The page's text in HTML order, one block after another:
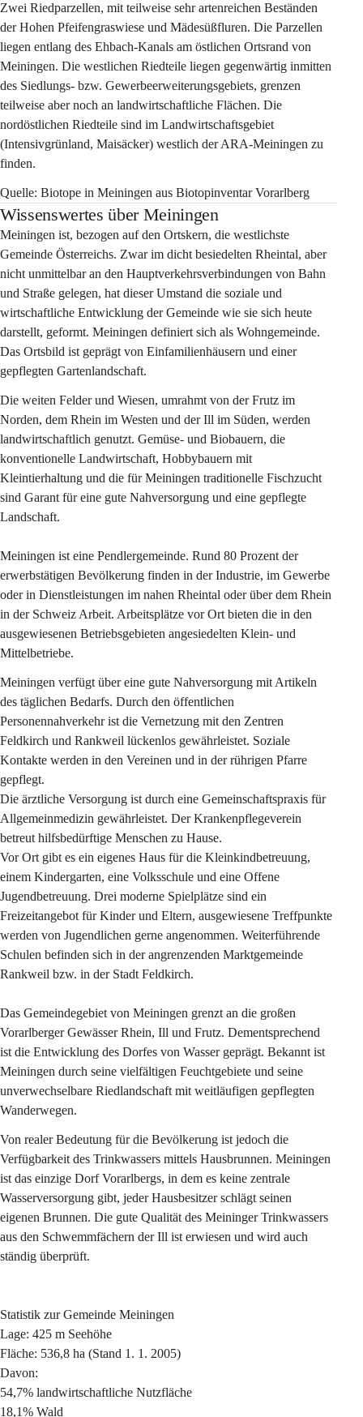
Zwei Riedparzellen, mit teilweise sehr artenreichen Beständen
der Hohen Pfeifengraswiese und Mädesüßfluren. Die Parzellen
liegen entlang des Ehbach-Kanals am östlichen Ortsrand von
Meiningen. Die westlichen Riedteile liegen gegenwärtig inmitten
des Siedlungs- bzw. Gewerbeerweiterungsgebiets, grenzen
teilweise aber noch an landwirtschaftliche Flächen. Die
nordöstlichen Riedteile sind im Landwirtschaftsgebiet
(Intensivgrünland, Maisäcker) westlich der ARA-Meiningen zu
finden.
Quelle: Biotope in Meiningen aus Biotopinventar Vorarlberg
Wissenswertes über Meiningen
Meiningen ist, bezogen auf den Ortskern, die westlichste
Gemeinde Österreichs. Zwar im dicht besiedelten Rheintal, aber
nicht unmittelbar an den Hauptverkehrsverbindungen von Bahn
und Straße gelegen, hat dieser Umstand die soziale und
wirtschaftliche Entwicklung der Gemeinde wie sie sich heute
darstellt, geformt. Meiningen definiert sich als Wohngemeinde.
Das Ortsbild ist geprägt von Einfamilienhäusern und einer
gepflegten Gartenlandschaft.
Die weiten Felder und Wiesen, umrahmt von der Frutz im
Norden, dem Rhein im Westen und der Ill im Süden, werden
landwirtschaftlich genutzt. Gemüse- und Biobauern, die
konventionelle Landwirtschaft, Hobbybauern mit
Kleintierhaltung und die für Meiningen traditionelle Fischzucht
sind Garant für eine gute Nahversorgung und eine gepflegte
Landschaft.
Meiningen ist eine Pendlergemeinde. Rund 80 Prozent der
erwerbstätigen Bevölkerung finden in der Industrie, im Gewerbe
oder in Dienstleistungen im nahen Rheintal oder über dem Rhein
in der Schweiz Arbeit. Arbeitsplätze vor Ort bieten die in den
ausgewiesenen Betriebsgebieten angesiedelten Klein- und
Mittelbetriebe.
Meiningen verfügt über eine gute Nahversorgung mit Artikeln
des täglichen Bedarfs. Durch den öffentlichen
Personennahverkehr ist die Vernetzung mit den Zentren
Feldkirch und Rankweil lückenlos gewährleistet. Soziale
Kontakte werden in den Vereinen und in der rührigen Pfarre
gepflegt.
Die ärztliche Versorgung ist durch eine Gemeinschaftspraxis für
Allgemeinmedizin gewährleistet. Der Krankenpflegeverein
betreut hilfsbedürftige Menschen zu Hause.
Vor Ort gibt es ein eigenes Haus für die Kleinkindbetreuung,
einem Kindergarten, eine Volksschule und eine Offene
Jugendbetreuung. Drei moderne Spielplätze sind ein
Freizeitangebot für Kinder und Eltern, ausgewiesene Treffpunkte
werden von Jugendlichen gerne angenommen. Weiterführende
Schulen befinden sich in der angrenzenden Marktgemeinde
Rankweil bzw. in der Stadt Feldkirch.
Das Gemeindegebiet von Meiningen grenzt an die großen
Vorarlberger Gewässer Rhein, Ill und Frutz. Dementsprechend
ist die Entwicklung des Dorfes von Wasser geprägt. Bekannt ist
Meiningen durch seine vielfältigen Feuchtgebiete und seine
unverwechselbare Riedlandschaft mit weitläufigen gepflegten
Wanderwegen.
Von realer Bedeutung für die Bevölkerung ist jedoch die
Verfügbarkeit des Trinkwassers mittels Hausbrunnen. Meiningen
ist das einzige Dorf Vorarlbergs, in dem es keine zentrale
Wasserversorgung gibt, jeder Hausbesitzer schlägt seinen
eigenen Brunnen. Die gute Qualität des Meininger Trinkwassers
aus den Schwemmfächern der Ill ist erwiesen und wird auch
ständig überprüft.
Statistik zur Gemeinde Meiningen
Lage: 425 m Seehöhe
Fläche: 536,8 ha (Stand 1. 1. 2005)
Davon:
54,7% landwirtschaftliche Nutzfläche
18,1% Wald